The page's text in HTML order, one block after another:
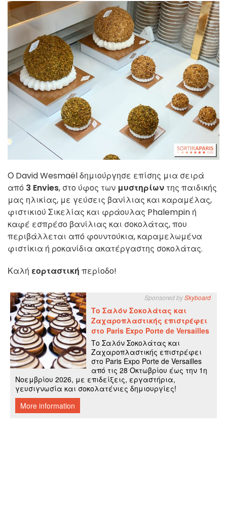
Ο David Wesmaël δημιούργησε επίσης μια σειρά
από 3 Envies, στο ύφος των μυστηρίων της παιδικής
μας ηλικίας, με γεύσεις βανίλιας και καραμέλας,
φιστικιού Σικελίας και φράουλας Phalempin ή
καφέ εσπρέσο βανίλιας και σοκολάτας, που
περιβάλλεται από φουντούκια, καραμελωμένα
φιστίκια ή ροκανίδια ακατέργαστης σοκολάτας.
Καλή εορταστική περίοδο!